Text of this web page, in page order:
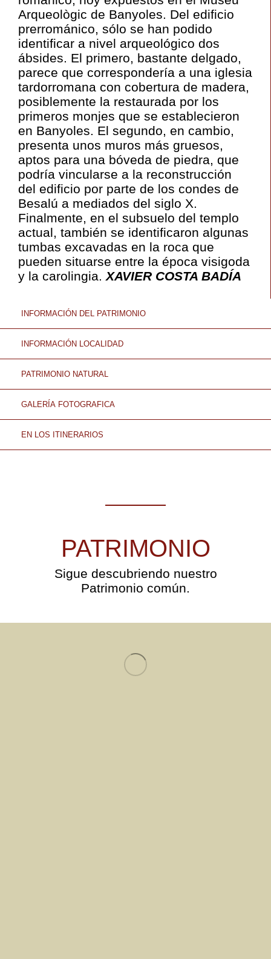
INFORMACIÓN DEL PATRIMONIO
INFORMACIÓN LOCALIDAD
PATRIMONIO NATURAL
GALERÍA FOTOGRAFICA
EN LOS ITINERARIOS
Arqueològic de Banyoles. Del edificio
prerrománico, sólo se han podido
identificar a nivel arqueológico dos
ábsides. El primero, bastante delgado,
parece que correspondería a una iglesia
tardorromana con cobertura de madera,
posiblemente la restaurada por los
primeros monjes que se establecieron
en Banyoles. El segundo, en cambio,
presenta unos muros más gruesos,
aptos para una bóveda de piedra, que
podría vincularse a la reconstrucción
del edificio por parte de los condes de
Besalú a mediados del siglo X.
Finalmente, en el subsuelo del templo
actual, también se identificaron algunas
tumbas excavadas en la roca que
pueden situarse entre la época visigoda
y la carolingia. XAVIER COSTA BADÍA
PATRIMONIO
Sigue descubriendo nuestro
Patrimonio común.